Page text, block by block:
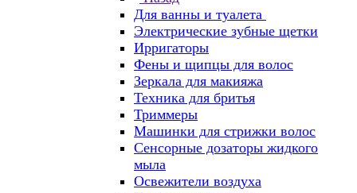
Для ванны и туалета
Электрические зубные щетки
Ирригаторы
Фены и щипцы для волос
Зеркала для макияжа
Техника для бритья
Триммеры
Машинки для стрижки волос
Сенсорные дозаторы жидкого
мыла
Освежители воздуха